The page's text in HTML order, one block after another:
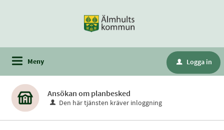
Meny u Logga in
Ansökan om planbesked
Den här tjänsten kräver inloggning